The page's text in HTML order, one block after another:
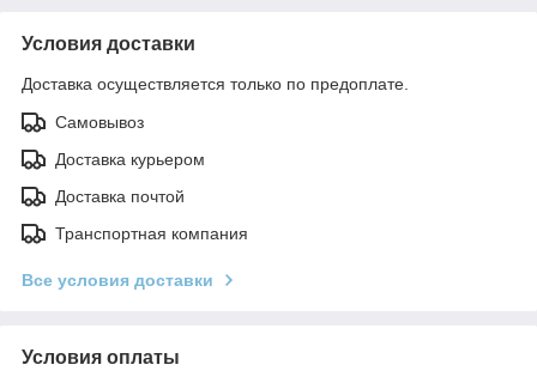
Условия доставки
Доставка осуществляется только по предоплате.
Самовывоз
Доставка курьером
Доставка почтой
Транспортная компания
Все условия доставки
Условия оплаты